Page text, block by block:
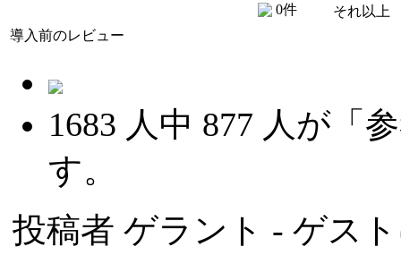
0件
それ以上
導入前のレビュー
1683 人中 877 人が「
す。
投稿者 ゲラント - ゲス